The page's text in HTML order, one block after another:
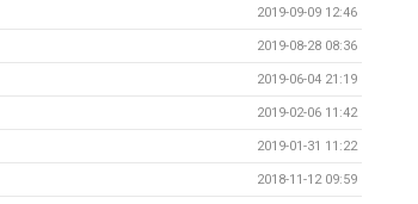
2019-09-09 12:46
2019-08-28 08:36
2019-06-04 21:19
2019-02-06 11:42
2019-01-31 11:22
2018-11-12 09:59